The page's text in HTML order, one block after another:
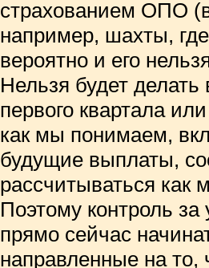
страхованием ОПО
например, шахты,
вероятно и его
Нельзя будет
первого квартала
как мы понимаем,
будущие выплаты,
рассчитываться как
Поэтому контроль
прямо сейчас
направленные на то,